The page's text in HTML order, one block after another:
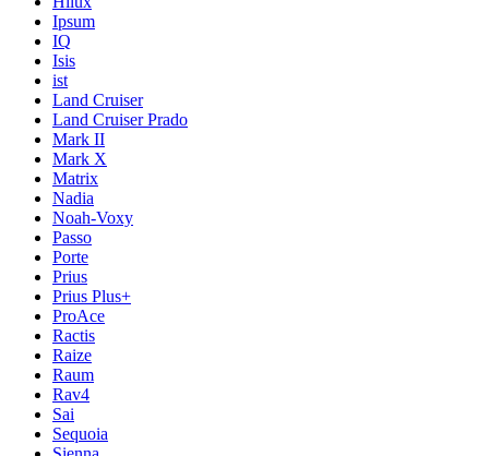
Ipsum
IQ
Isis
ist
Land Cruiser
Land Cruiser Prado
Mark II
Mark X
Matrix
Nadia
Noah-Voxy
Passo
Porte
Prius
Prius Plus+
ProAce
Ractis
Raize
Raum
Rav4
Sai
Sequoia